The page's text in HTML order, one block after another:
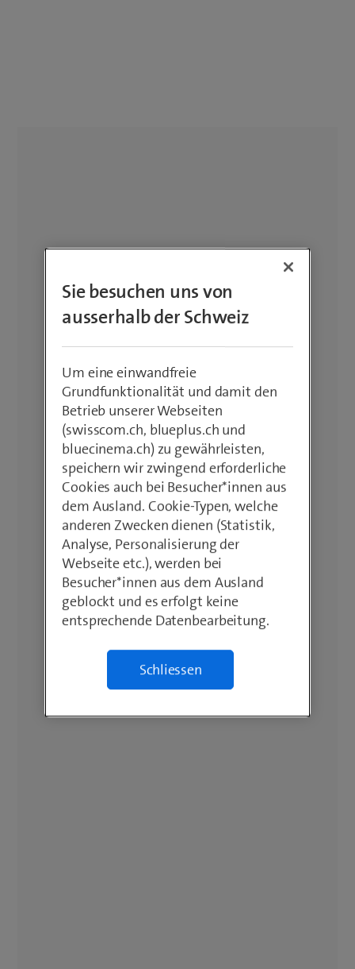
Sie besuchen uns von
ausserhalb der Schweiz
Um eine einwandfreie
Grundfunktionalität und damit den
Betrieb unserer Webseiten
(swisscom.ch, blueplus.ch und
bluecinema.ch) zu gewährleisten,
speichern wir zwingend erforderliche
Cookies auch bei Besucher*innen aus
dem Ausland. Cookie-Typen, welche
anderen Zwecken dienen (Statistik,
Analyse, Personalisierung der
Webseite etc.), werden bei
Besucher*innen aus dem Ausland
geblockt und es erfolgt keine
entsprechende Datenbearbeitung.
Schliessen